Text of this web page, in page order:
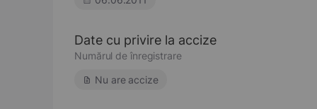
Date cu privire la accize
Numărul de înregistrare
Nu are accize